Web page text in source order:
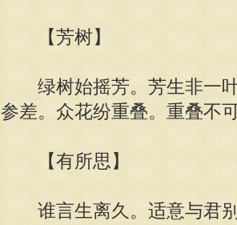
【芳树】
绿树始摇芳。芳生非一叶
参差。众花纷重叠。重叠不
【有所思】
谁言生离久。适意与君别